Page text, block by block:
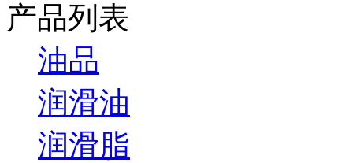
产品列表
油品
润滑油
润滑脂